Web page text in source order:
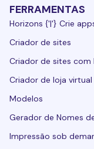
FERRAMENTAS
Horizons {'|'} Crie
Criador de sites
Criador de sites com
Criador de loja virtual
Modelos
Gerador de Nomes
Impressão sob